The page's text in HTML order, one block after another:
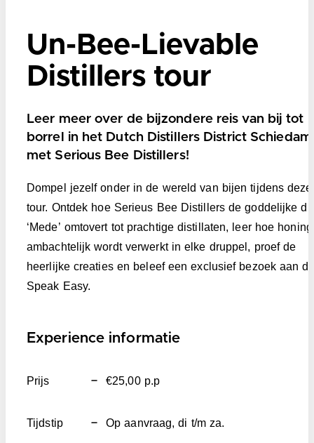
Un-Bee-Lievable
Distillers tour
Leer meer over de bijzondere reis van bij tot
borrel in het Dutch Distillers District Schiedam
met Serious Bee Distillers!
Dompel jezelf onder in de wereld van bijen tijdens deze
tour. Ontdek hoe Serieus Bee Distillers de goddelijke
‘Mede’ omtovert tot prachtige distillaten, leer hoe honing
ambachtelijk wordt verwerkt in elke druppel, proef de
heerlijke creaties en beleef een exclusief bezoek aan
Speak Easy.
Experience informatie
Prijs €25,00 p.p
Tijdstip Op aanvraag, di t/m za.